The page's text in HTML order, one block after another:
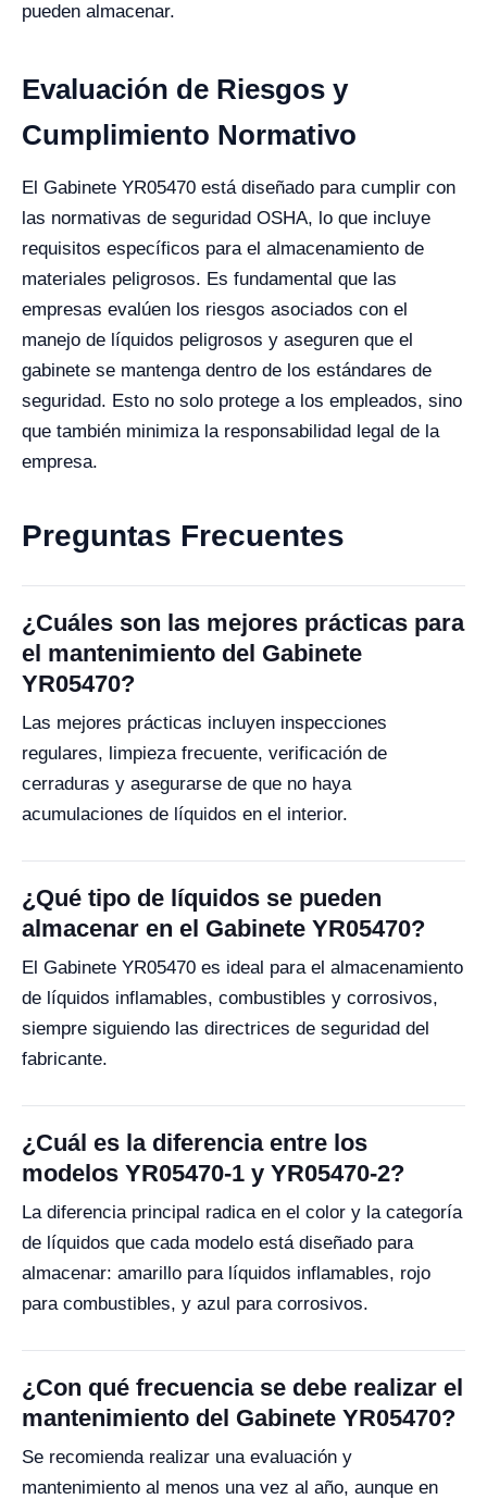
pueden almacenar.
Evaluación de Riesgos y
Cumplimiento Normativo
El Gabinete YR05470 está diseñado para cumplir con
las normativas de seguridad OSHA, lo que incluye
requisitos específicos para el almacenamiento de
materiales peligrosos. Es fundamental que las
empresas evalúen los riesgos asociados con el
manejo de líquidos peligrosos y aseguren que el
gabinete se mantenga dentro de los estándares de
seguridad. Esto no solo protege a los empleados, sino
que también minimiza la responsabilidad legal de la
empresa.
Preguntas Frecuentes
¿Cuáles son las mejores prácticas para
el mantenimiento del Gabinete
YR05470?
Las mejores prácticas incluyen inspecciones
regulares, limpieza frecuente, verificación de
cerraduras y asegurarse de que no haya
acumulaciones de líquidos en el interior.
¿Qué tipo de líquidos se pueden
almacenar en el Gabinete YR05470?
El Gabinete YR05470 es ideal para el almacenamiento
de líquidos inflamables, combustibles y corrosivos,
siempre siguiendo las directrices de seguridad del
fabricante.
¿Cuál es la diferencia entre los
modelos YR05470-1 y YR05470-2?
La diferencia principal radica en el color y la categoría
de líquidos que cada modelo está diseñado para
almacenar: amarillo para líquidos inflamables, rojo
para combustibles, y azul para corrosivos.
¿Con qué frecuencia se debe realizar el
mantenimiento del Gabinete YR05470?
Se recomienda realizar una evaluación y
mantenimiento al menos una vez al año, aunque en